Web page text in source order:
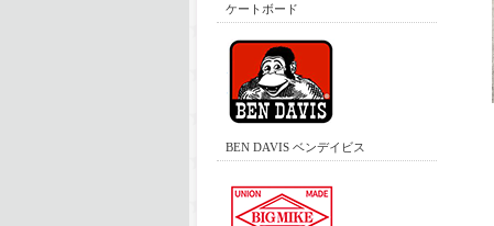
ケートボード
BEN DAVIS ベンデイビス